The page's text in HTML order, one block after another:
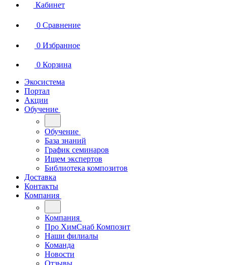
Кабинет
0 Сравнение
0 Избранное
0 Корзина
Экосистема
Портал
Акции
Обучение
Обучение
База знаний
График семинаров
Ищем экспертов
Библиотека композитов
Доставка
Контакты
Компания
Компания
Про ХимСнаб Композит
Наши филиалы
Команда
Новости
Отзывы